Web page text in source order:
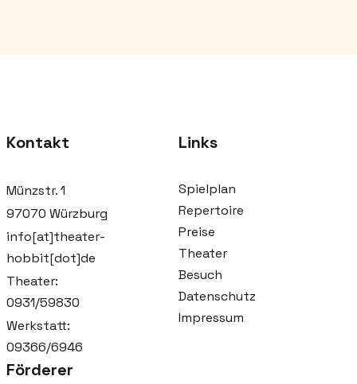
Kontakt
Münzstr. 1
97070 Würzburg
info[at]theater-
hobbit[dot]de
Theater:
0931/59830
Werkstatt:
09366/6946
Links
Spielplan
Repertoire
Preise
Theater
Besuch
Datenschutz
Impressum
Förderer